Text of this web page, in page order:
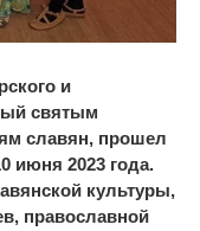
и
святым
славян, прошел
июня 2023 года.
культуры,
православной